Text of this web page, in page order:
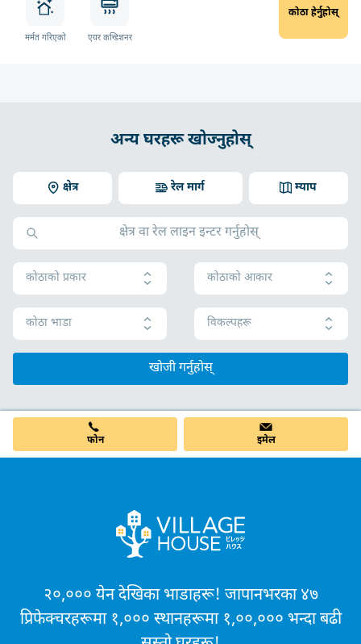
मर्मत गरिएको एयर कन्डिशनर
कोठा हेर्नुहोस्
अन्य घरहरू खोज्नुहोस्
क्षेत्र म्याप
रेल मार्ग
कोठाको प्रकार कोठाको आकार
कोठा भाडा विकल्पहरू
खोजी गर्नुहोस्
फोन इमेल
२०,००० येन देखिका भाडाहरू! जापानभरका ४७
प्रिफेक्चरहरूमा १,००० स्थानहरूमा १,००,००० भन्दा बढी